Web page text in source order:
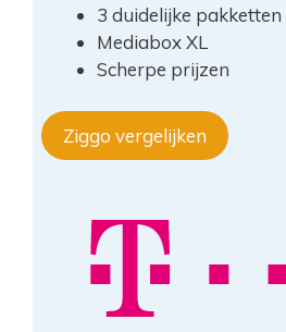
3 duidelijke pakketten
Mediabox XL
Scherpe prijzen
Ziggo vergelijken